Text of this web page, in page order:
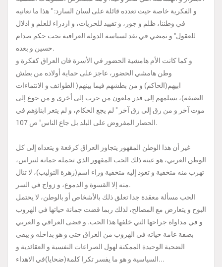
و الفكرية خاصة حيث تعدده قائلة على لسان السارد: " هذا ما نعانيه
في وطننا، ظلم و جور، و تقييد للحريات، و ازدراء للعلم و اذلال
للعقول" و تمضي في نقد لسياسة الدولة العراقية تحت حكم صدام
حسين و بعده.
و كما كانت الأم هامشية الحضور في الأسرة فان العراق كفكرة و
وطن هامشي الحضور، عاجز على حماية أولاده من بطش
ابيهم(الحاكم) و من بطشهم فيما بينهم( الطوائف و الانتماءات
الضيقة)، يسلمهم إلى قدر ملعون من حرب إلى أخرى و من جوع إلى
موت آخر و من رق إلى رق آخر " لم يجع الحكام، و لم يتعر ابناؤهم في
الحصار المفروض على البلد بل جاع الناس" ص 107.
غير أن هذا الوطن المقهور يتجاوز العراق كرقعة و يتعداه إلى كل
الوطن العربي، هو عينه ذلك الحب المقهور الذي تحمله جمانة لنبراس،
تهرب منه متخفية و تعود إليه متخفية وراء اسم(زهرة التوليب)، لا تنال
منه إلا القسوة و الدموع، و زواج في السر.
الحب مسألة معقدة جدا تعلق ذلك بالأشخاص أو بالوطن، لا يحتمل
البوح و يتعارض مع المصالح، لذلك ربما قضت جمانة حياتها في الهروب
و في مداواة جراحها التي خلفها هذا الحب. و قضى العراقي و العربي
بصفة عامة حياته في الهروب من العراق حتى و هو بداخله و يبقى
الضحية الوحيدة الممكنة لهول الصراعات النفسية و العقائدية و
السياسية و هو ما يفسر تكرا كلمة(ضحايا)في الاهداء...